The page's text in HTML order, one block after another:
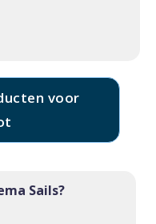
voor
Sails?